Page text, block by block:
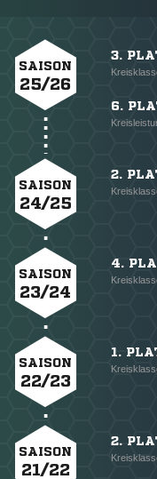
SAISON
25/26
3.
6.
SAISON
24/25
2.
SAISON
23/24
4.
SAISON
22/23
1.
SAISON
21/22
2.